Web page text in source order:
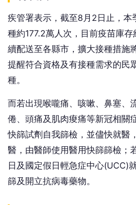
疾管署表示，截至8月2日止，本
種約177.2萬人次，目前疫苗庫
續配送至各縣市，擴大接種措施
提醒符合資格及有接種需求的民
種。
而若出現喉嚨痛、咳嗽、鼻塞、
倦、頭痛及肌肉痠痛等新冠相關
快篩試劑自我篩檢，並儘快就醫
醫，由醫師使用醫用快篩篩檢；
日及國定假日輕急症中心(UCC)
篩及開立抗病毒藥物。